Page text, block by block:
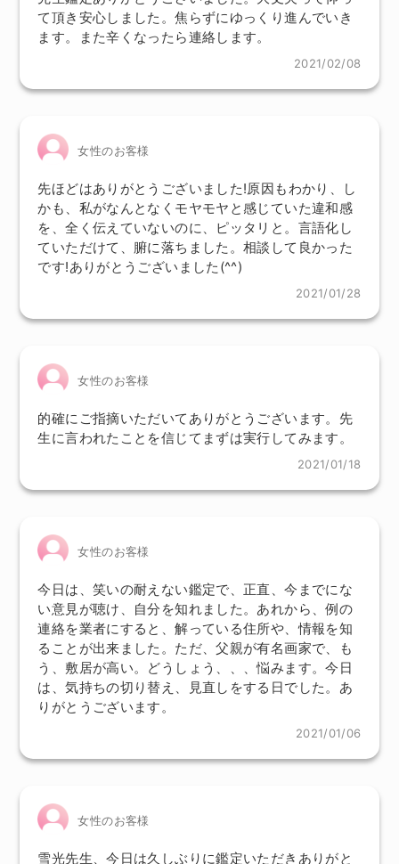
て頂き安心しました。焦らずにゆっくり進んでいき
ます。また辛くなったら連絡します。
2021/02/08
女性のお客様
先ほどはありがとうございました!原因もわかり、し
かも、私がなんとなくモヤモヤと感じていた違和感
を、全く伝えていないのに、ピッタリと。言語化し
ていただけて、腑に落ちました。相談して良かった
です!ありがとうございました(^^)
2021/01/28
女性のお客様
的確にご指摘いただいてありがとうございます。先
生に言われたことを信じてまずは実行してみます。
2021/01/18
女性のお客様
今日は、笑いの耐えない鑑定で、正直、今までにな
い意見が聴け、自分を知れました。あれから、例の
連絡を業者にすると、解っている住所や、情報を知
ることが出来ました。ただ、父親が有名画家で、も
う、敷居が高い。どうしょう、、、悩みます。今日
は、気持ちの切り替え、見直しをする日でした。あ
りがとうございます。
2021/01/06
女性のお客様
雪光先生、今日は久しぶりに鑑定いただきありがと